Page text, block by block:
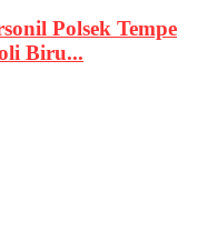
Polsek Tempe
Biru...